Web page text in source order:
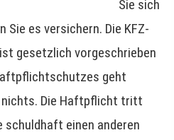
Sie sich
Sie es ver­sichern. Die KFZ-
gesetzlich vorgeschrieben
geht
nichts. Die Haft­pflicht tritt
schuldhaft einen anderen